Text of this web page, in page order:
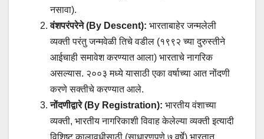
नसावा).
वंशपरंपरेने (By Descent): भारताबाहेर जन्मलेली
व्यक्ती परंतु जन्मवेळी तिचे वडील (१९९२ च्या दुरुस्तीने
आईचाही समावेश करण्यात आला) भारताचे नागरिक
असल्यास. २००३ मध्ये यासाठी एका वर्षाच्या आत नोंदणी
करणे सक्तीचे करण्यात आले.
नोंदणीद्वारे (By Registration): भारतीय वंशाच्या
व्यक्ती, भारतीय नागरिकाशी विवाह केलेल्या व्यक्ती इत्यादी